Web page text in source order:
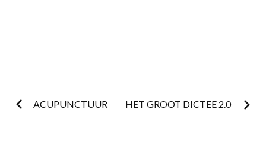
Postnavigatie
ACUPUNCTUUR HET GROOT DICTEE 2.0